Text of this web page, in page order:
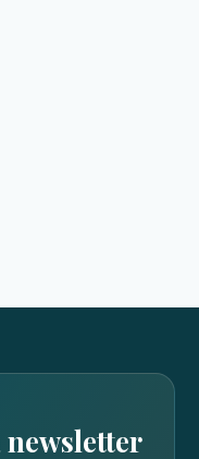
newsletter